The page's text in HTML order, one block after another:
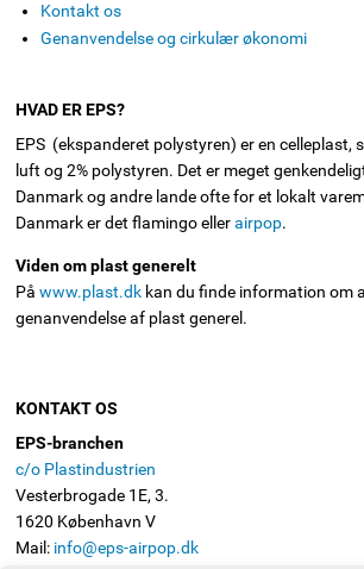
Kontakt os
Genanvendelse og cirkulær økonomi
HVAD ER EPS?
EPS (ekspanderet polystyren) er en celleplast,
luft og 2% polystyren. Det er meget
Danmark og andre lande ofte for et lokalt
Danmark er det flamingo ellerairpop.
Viden om plast generelt
Påwww.plast.dk kan du finde information om
genanvendelse af plast generel.
KONTAKT OS
EPS-branchen
c/o Plastindustrien
Vesterbrogade 1E, 3.
1620 København V
Mail: info@eps-airpop.dk